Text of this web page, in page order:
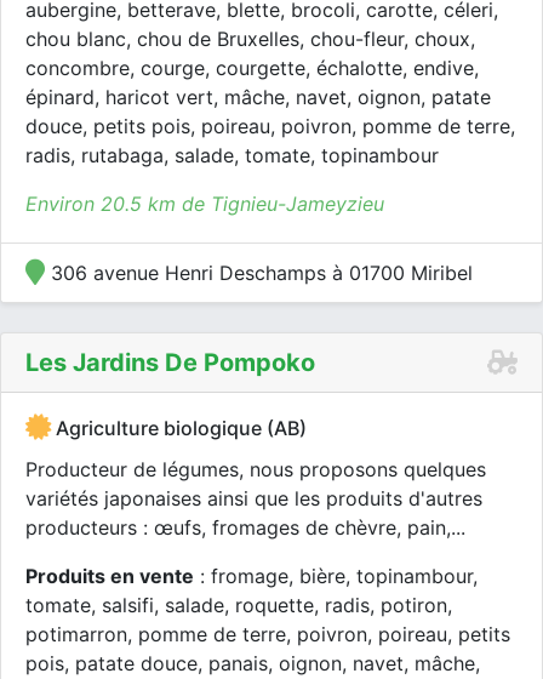
aubergine, betterave, blette, brocoli, carotte, céleri,
chou blanc, chou de Bruxelles, chou-fleur, choux,
concombre, courge, courgette, échalotte, endive,
épinard, haricot vert, mâche, navet, oignon, patate
douce, petits pois, poireau, poivron, pomme de terre,
radis, rutabaga, salade, tomate, topinambour
Environ 20.5 km de Tignieu-Jameyzieu
306 avenue Henri Deschamps à 01700 Miribel
Les Jardins De Pompoko
Agriculture biologique (AB)
Producteur de légumes, nous proposons quelques
variétés japonaises ainsi que les produits d'autres
producteurs : œufs, fromages de chèvre, pain,...
Produits en vente : fromage, bière, topinambour,
tomate, salsifi, salade, roquette, radis, potiron,
potimarron, pomme de terre, poivron, poireau, petits
pois, patate douce, panais, oignon, navet, mâche,